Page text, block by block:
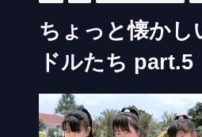
ちょっと懐かし
ドルたち part.5